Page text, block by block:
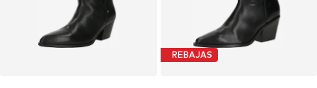
REBAJAS